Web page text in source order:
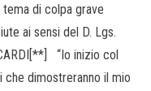
di colpa grave
ai sensi del D. Lgs.
“Io inizio col
che dimostreranno il mio